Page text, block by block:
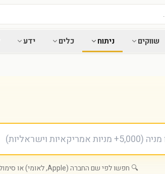
שווקים ניתוח כלים ידע
🔍 חפשו לפי שם החברה (Apple, לאומי) או סימול (AAPL, LUMI.TA)